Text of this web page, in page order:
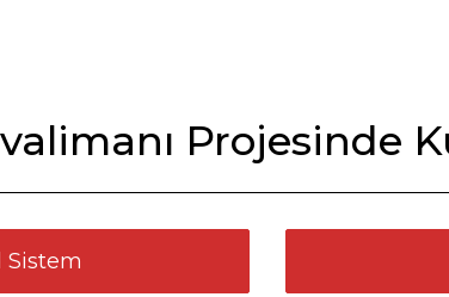
Projesinde
Sistem